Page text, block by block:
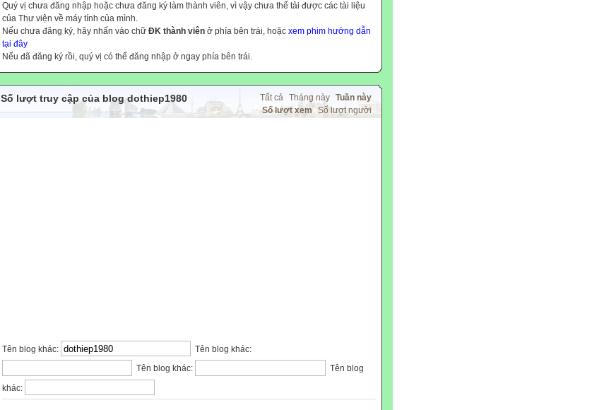
Quý vị chưa đăng nhập hoặc chưa đăng ký làm thành viên, vì vậy chưa thể tải được các tài liệu
của Thư viện về máy tính của mình.
Nếu chưa đăng ký, hãy nhấn vào chữ ĐK thành viên ở phía bên trái, hoặc xem phim hướng dẫn
tại đây
Nếu đã đăng ký rồi, quý vị có thể đăng nhập ở ngay phía bên trái.
Tất cả Tháng này Tuần này
Số lượt xem Số lượt người
Số lượt truy cập của blog dothiep1980
Tên blog khác:
Tên blog khác:
Tên blog khác:
Tên blog
khác: